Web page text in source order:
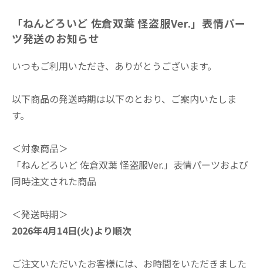
「ねんどろいど 佐倉双葉 怪盗服Ver.」表情パー
ツ発送のお知らせ
いつもご利用いただき、ありがとうございます。
以下商品の発送時期は以下のとおり、ご案内いたしま
す。
＜対象商品＞
「ねんどろいど 佐倉双葉 怪盗服Ver.」表情パーツおよび
同時注文された商品
＜発送時期＞
2026年4月14日(火)より順次
ご注文いただいたお客様には、お時間をいただきました